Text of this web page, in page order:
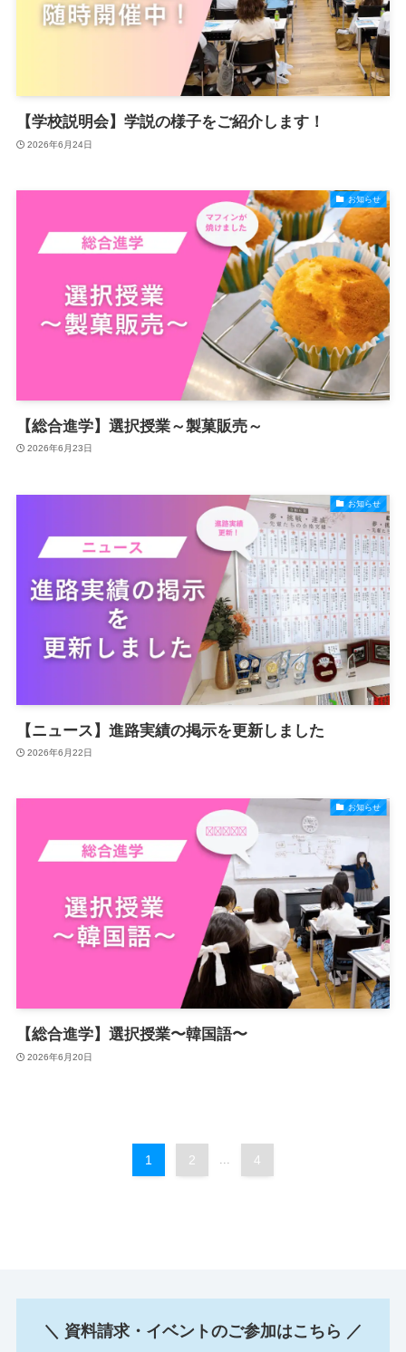
【学校説明会】学説の様子をご紹介します！
2026年6月24日
お知らせ
【総合進学】選択授業～製菓販売～
2026年6月23日
お知らせ
【ニュース】進路実績の掲示を更新しました
2026年6月22日
お知らせ
【総合進学】選択授業〜韓国語〜
2026年6月20日
1 2 ... 4
＼ 資料請求・イベントのご参加はこちら ／